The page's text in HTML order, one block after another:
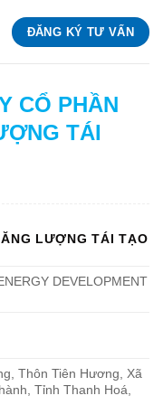
ĐĂNG KÝ TƯ VẤN
CỔ PHẦN
TÁI
LƯỢNG TÁI TẠO
DEVELOPMENT
Thôn Tiên Hương, Xã
Tỉnh Thanh Hoá,